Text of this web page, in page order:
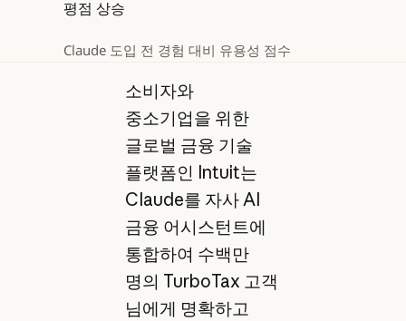
평점 상승
Claude 도입 전 경험 대비 유용성 점수
소비자와
중소기업을 위한
글로벌 금융 기술
플랫폼인 Intuit는
Claude를 자사 AI
금융 어시스턴트에
통합하여 수백만
명의 TurboTax 고객
님에게 명확하고